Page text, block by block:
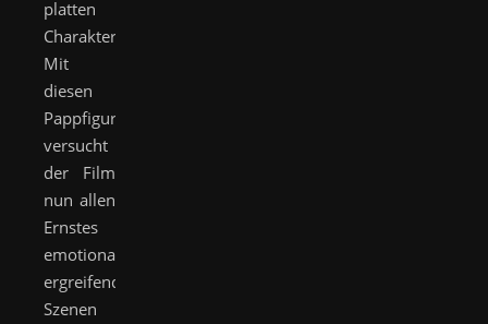
platten
Charakterzeichnungen.
Mit
diesen
Pappfiguren
versucht
der Film
nun allen
Ernstes
emotional
ergreifende
Szenen